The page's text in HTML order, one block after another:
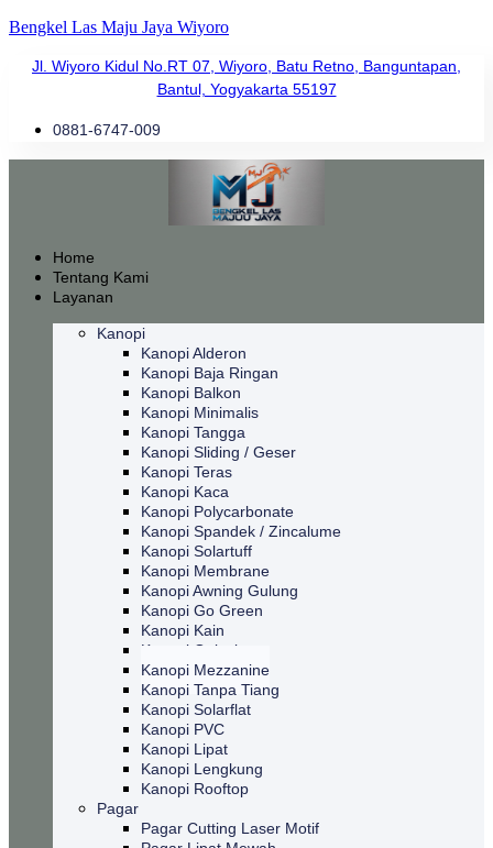
Bengkel Las Maju Jaya Wiyoro
Jl. Wiyoro Kidul No.RT 07, Wiyoro, Batu Retno, Banguntapan,
Bantul, Yogyakarta 55197
0881-6747-009
Home
Tentang Kami
Layanan
Kanopi
Kanopi Alderon
Kanopi Baja Ringan
Kanopi Balkon
Kanopi Minimalis
Kanopi Tangga
Kanopi Sliding / Geser
Kanopi Teras
Kanopi Kaca
Kanopi Polycarbonate
Kanopi Spandek / Zincalume
Kanopi Solartuff
Kanopi Membrane
Kanopi Awning Gulung
Kanopi Go Green
Kanopi Kain
Kanopi Galvalum
Kanopi Mezzanine
Kanopi Tanpa Tiang
Kanopi Solarflat
Kanopi PVC
Kanopi Lipat
Kanopi Lengkung
Kanopi Rooftop
Pagar
Pagar Cutting Laser Motif